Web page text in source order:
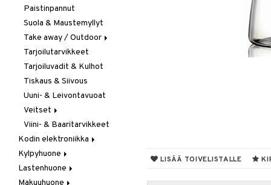
LISÄÄ TOIVELISTALLE
Snapsi- & Aveclasit
Viinilasit
Whiskey- & Konjakkilasit
Syvät lautaset
Paistinpannut
Suola & Maustemyllyt
Take away / Outdoor
Eväslaatikot
Pullot
Termoskannut
Termosmukit
Tarjoilutarvikkeet
Tarjoiluvadit & Kulhot
Tiskaus & Siivous
Uuni- & Leivontavuoat
Veitset
Erityisveitset
Keittiöveitset
Kuorinta- &
Vihannesveitset
Leikkuulaudat
Viini- & Baaritarvikkeet
Kodin elektroniikka
Ääni
Kylpyhuone
Kylpyhuoneen sisustus
Kylpyhuoneen tarvikkeita
Lastenhuone
Kylpyhuoneen koristelu
Makuuhuone